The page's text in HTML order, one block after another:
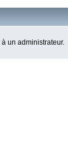
un administrateur.